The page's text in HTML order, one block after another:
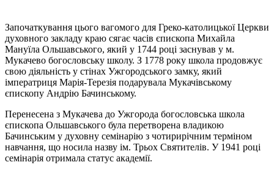
Започаткування цього вагомого для Греко-католицької Церкви
духовного закладу краю сягає часів єпископа Михайла
Мануїла Ольшавського, який у 1744 році заснував у м.
Мукачево богословську школу. З 1778 року школа продовжує
свою діяльність у стінах Ужгородського замку, який
імператриця Марія-Терезія подарувала Мукачівському
єпископу Андрію Бачинському.
Перенесена з Мукачева до Ужгорода богословська школа
єпископа Ольшавського була перетворена владикою
Бачинським у духовну семінарію з чотирирічним терміном
навчання, що носила назву ім. Трьох Святителів. У 1941 році
семінарія отримала статус академії.